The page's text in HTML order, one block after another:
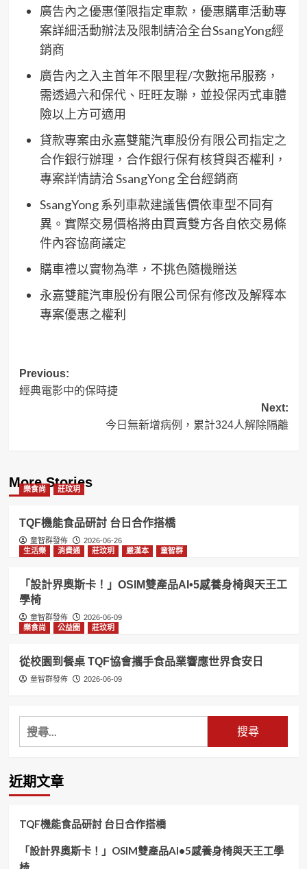
廣告內之優惠僅限指定車款，優惠購車活動專
案詳細活動辦法及限制請洽全台SsangYong經
銷商
廣告內之入主首年不限里程/次數拖吊服務，
需透過六和保代、旺旺友聯，並投保丙式車體
險以上方可適用
貸款專案由永嘉雙龍汽車股份有限公司指定之
合作銀行辦理，合作銀行保有核貸與否權利，
專案詳情請洽 SsangYong 全台經銷商
SsangYong 系列車款建議售價依車型不同有
異。實際交易價格將由買賣雙方各自依交易條
件內容協商議定
購車禮以實物為準，不挑色隨機贈送
永嘉雙龍汽車股份有限公司保有修改及解釋本
專案優惠之權利
Post
navigation
Previous:
經典電影中的保時捷
Next:
今日無新增病例，累計324人解除隔離
More Stories
樂食尚 莊玟玥
TQF機能食品研討 台日合作搭橋
童智群發佈
2026-06-26
生活樂
消費通 莊玟玥 嚴漢本 童智群
「設計界奧斯卡！」OSIM雙產品AI•5感養身椅與天王工
學椅
童智群發佈
2026-06-09
樂食尚
公益圈 莊玟玥
從校園到餐桌 TQF協會攜手食品業響應世界食安日
童智群發佈 2026-06-09
搜
尋
鍵
字:
近期文章
TQF機能食品研討 台日合作搭橋
「設計界奧斯卡！」OSIM雙產品AI•5感養身椅與天王工學